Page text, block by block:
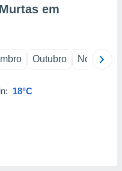
em
Outubro Novembro
18°C